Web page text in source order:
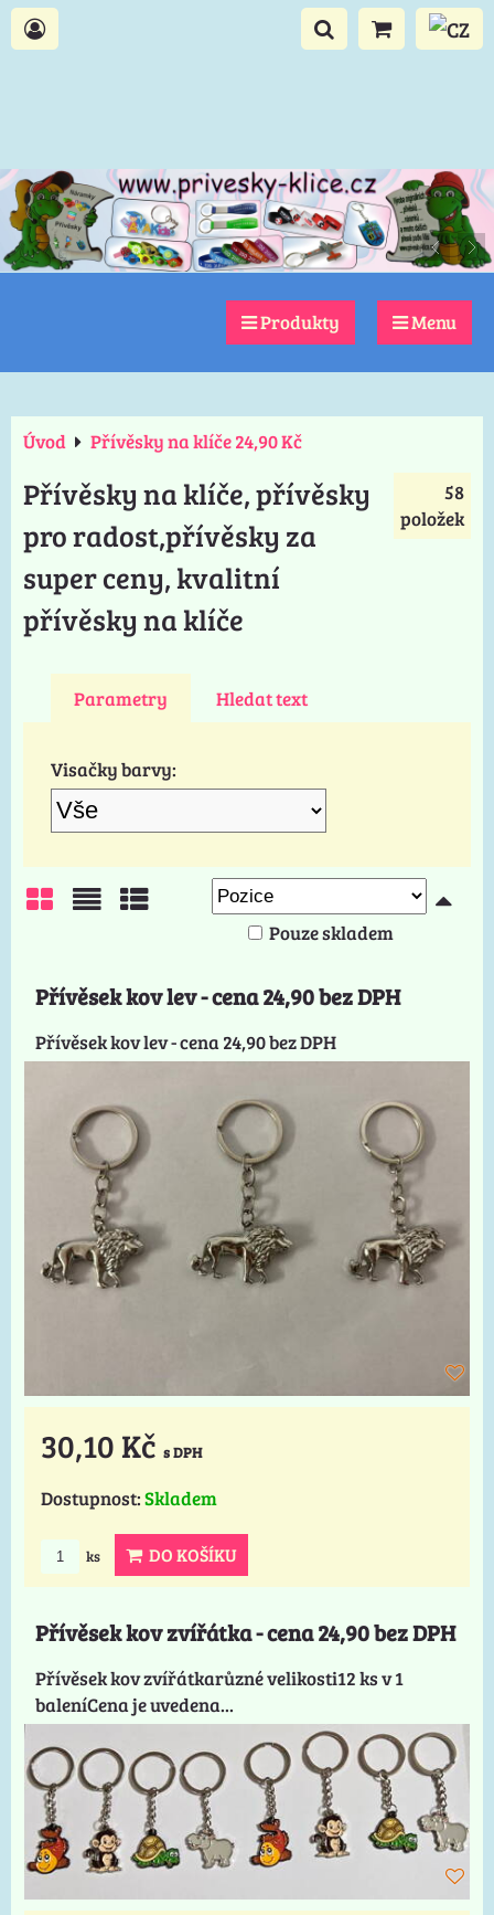
Produkty Menu
Úvod Přívěsky na klíče 24,90 Kč
Přívěsky na klíče, přívěsky
pro radost,přívěsky za
super ceny, kvalitní
přívěsky na klíče
58
položek
Parametry Hledat text
Visačky barvy:
Pouze skladem
Přívěsek kov lev - cena 24,90 bez DPH
Přívěsek kov lev - cena 24,90 bez DPH
30,10 Kč s DPH
Dostupnost:Skladem
ks DO KOŠÍKU
Přívěsek kov zvířátka - cena 24,90 bez DPH
Přívěsek kov zvířátkarůzné velikosti12 ks v 1
baleníCena je uvedena...